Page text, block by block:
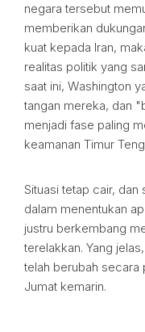
negara tersebut
memberikan
kuat kepada Iran,
realitas politik yang
saat ini, Washington
tangan mereka, dan
menjadi fase paling
keamanan Timur
Situasi tetap cair, dan
dalam menentukan
justru berkembang
terelakkan. Yang
telah berubah secara
Jumat kemarin.